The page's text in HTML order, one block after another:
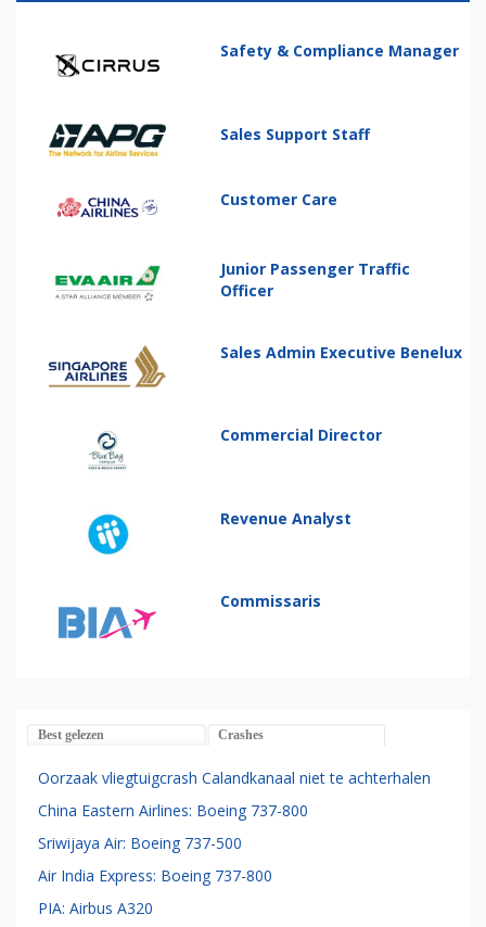
Safety & Compliance Manager
Sales Support Staff
Customer Care
Junior Passenger Traffic
Officer
Sales Admin Executive Benelux
Commercial Director
Revenue Analyst
Commissaris
Best gelezen Crashes
Oorzaak vliegtuigcrash Calandkanaal niet te achterhalen
China Eastern Airlines: Boeing 737-800
Sriwijaya Air: Boeing 737-500
Air India Express: Boeing 737-800
PIA: Airbus A320